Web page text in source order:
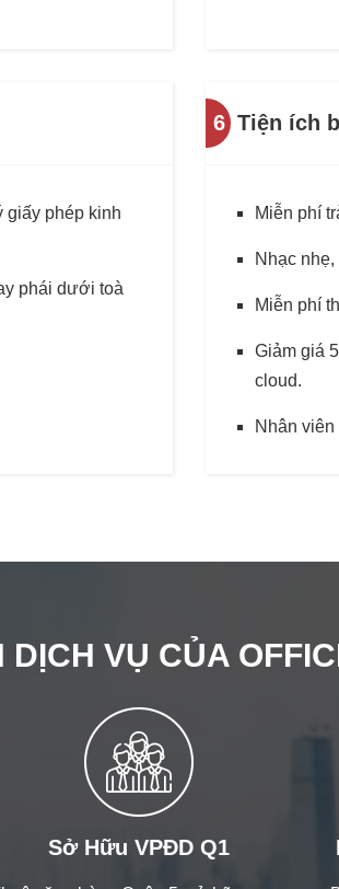
giấy phép kinh
phái dưới toà
6 Tiện ích
Miễn phí
Nhạc
Miễn phí
Giảm giá
cloud.
Nhân
VỤ CỦA
Sở Hữu VPĐD Q1